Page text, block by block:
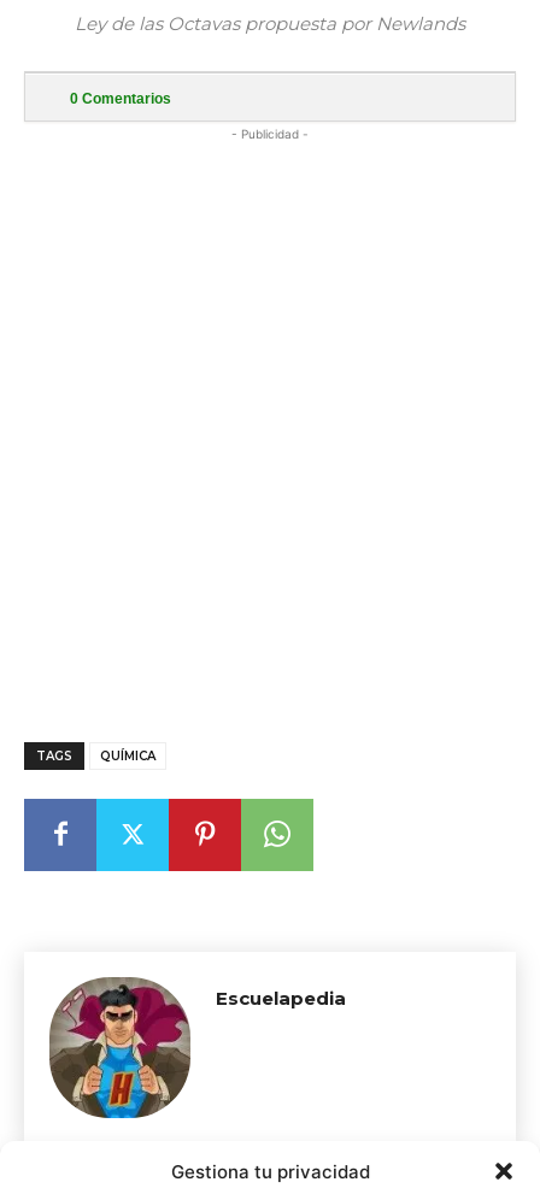
Gestiona tu privacidad
Ley de las Octavas propuesta por Newlands
0 Comentarios
- Publicidad -
TAGS QUÍMICA
Escuelapedia